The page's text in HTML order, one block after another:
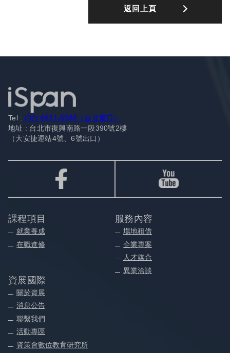
返回上頁
Tel : (02) 6631-6588（台北窗口）
地址 : 台北市復興南路一段390號2樓
（大安捷運站4號、6號出口）
課程項目
就業養成
在職進修
服務內容
場地租借
企業專案
人才媒合
異業洽談
資展國際
關於資展
消息公告
聯繫我們
活動專區
資策會數位教育研究所